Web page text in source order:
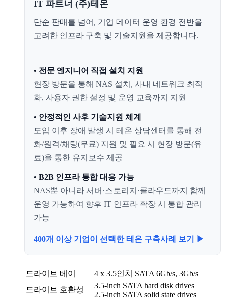
IT 파트너 (주)테온
단순 판매를 넘어, 기업 데이터 운영 환경 전반을
고려한 인프라 구축 및 기술지원을 제공합니다.
• 전문 엔지니어 직접 설치 지원
현장 방문을 통해 NAS 설치, 사내 네트워크 최적
화, 사용자 권한 설정 및 운영 교육까지 지원
• 안정적인 사후 기술지원 체계
도입 이후 장애 발생 시 테온 상담센터를 통해 전
화/원격/채팅(무료) 지원 및 필요 시 현장 방문(유
료)을 통한 유지보수 제공
• B2B 인프라 통합 대응 가능
NAS뿐 아니라 서버·스토리지·클라우드까지 함께
운영 가능하여 향후 IT 인프라 확장 시 통합 관리
가능
400개 이상 기업이 선택한 테온 구축사례 보기 ▶
드라이브 베이
4 x 3.5인치 SATA 6Gb/s, 3Gb/s
드라이브 호환성
3.5-inch SATA hard disk drives
2.5-inch SATA solid state drives